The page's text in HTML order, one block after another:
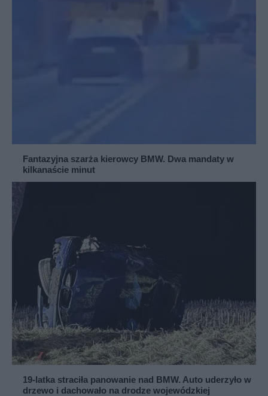
Fantazyjna szarża kierowcy BMW. Dwa mandaty w
kilkanaście minut
19-latka straciła panowanie nad BMW. Auto uderzyło w
drzewo i dachowało na drodze wojewódzkiej